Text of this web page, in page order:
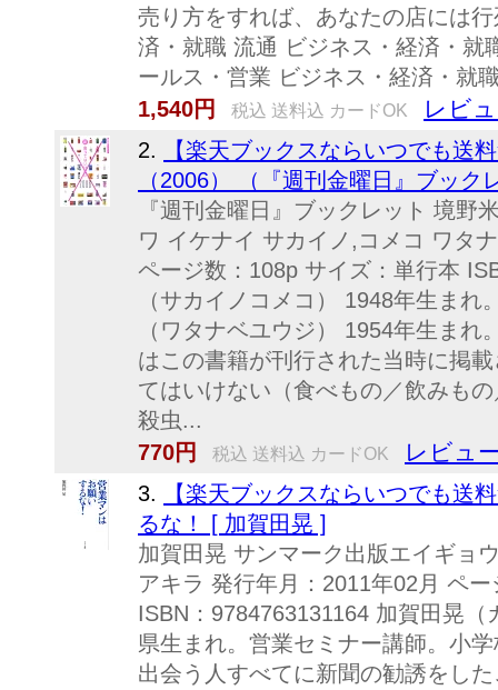
売り方をすれば、あなたの店には
済・就職 流通 ビジネス・経済・就
ールス・営業 ビジネス・経済・就
1,540円
税込 送料込 カードOK レビ
2.
【楽天ブックスならいつでも送
（2006） （『週刊金曜日』ブック
『週刊金曜日』ブックレット 境野
ワ イケナイ サカイノ,コメコ ワタ
ページ数：108p サイズ：単行本
（サカイノコメコ） 1948年生ま
（ワタナベユウジ） 1954年生ま
はこの書籍が刊行された当時に掲
てはいけない（食べもの／飲みも
殺虫...
770円
税込 送料込 カードOK レビュ
3.
【楽天ブックスならいつでも送
るな！ [ 加賀田晃 ]
加賀田晃 サンマーク出版エイギョ
アキラ 発行年月：2011年02月 ペ
ISBN：9784763131164 加賀田晃
県生まれ。営業セミナー講師。小
出会う人すべてに新聞の勧誘をし